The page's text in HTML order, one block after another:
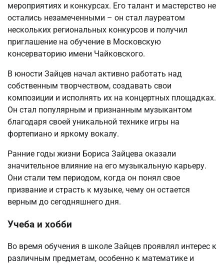
мероприятиях и конкурсах. Его талант и мастерство не
остались незамеченными – он стал лауреатом
нескольких региональных конкурсов и получил
приглашение на обучение в Московскую
консерваторию имени Чайковского.
В юности Зайцев начал активно работать над
собственным творчеством, создавать свои
композиции и исполнять их на концертных площадках.
Он стал популярным и признанным музыкантом
благодаря своей уникальной технике игры на
фортепиано и яркому вокалу.
Ранние годы жизни Бориса Зайцева оказали
значительное влияние на его музыкальную карьеру.
Они стали тем периодом, когда он понял свое
призвание и страсть к музыке, чему он остается
верным до сегодняшнего дня.
Учеба и хобби
Во время обучения в школе Зайцев проявлял интерес к
различным предметам, особенно к математике и